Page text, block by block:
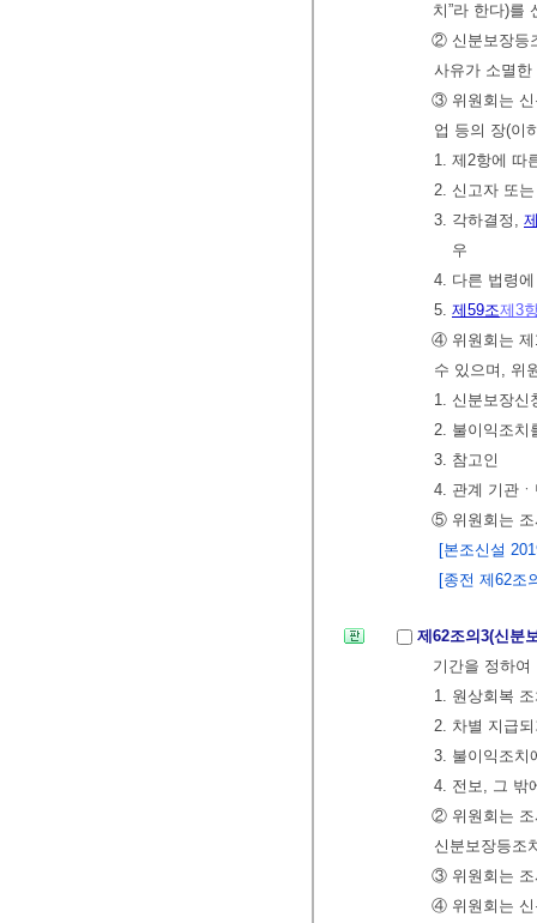
치”라 한다)를
② 신분보장등
사유가 소멸
③ 위원회는 신
업 등의 장(이
1. 제2항에 따
2. 신고자 또
3. 각하결정,
우
4. 다른 법령
5. 제59조제3
④ 위원회는 제
수 있으며, 위
1. 신분보장신
2. 불이익조치
3. 참고인
4. 관계 기관
⑤ 위원회는 조
[본조신설
[종전 제62조
제62조의3(신분
기간을 정하여
1. 원상회복
2. 차별 지급
3. 불이익조치
4. 전보, 그 밖
② 위원회는 조
신분보장등조
③ 위원회는 조
④ 위원회는 신